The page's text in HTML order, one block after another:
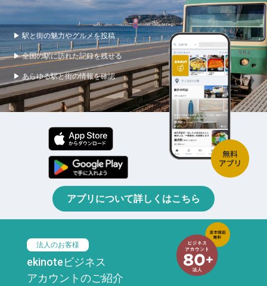
▶ 駅と街の魅力やグルメを投稿
▶ 全国の駅に訪れた記録を残せる
▶ あらゆる駅と街の情報を確認
アプリについて詳しくはこちら
法人のお客様
ekinoteビジネス
アカウントのご紹介